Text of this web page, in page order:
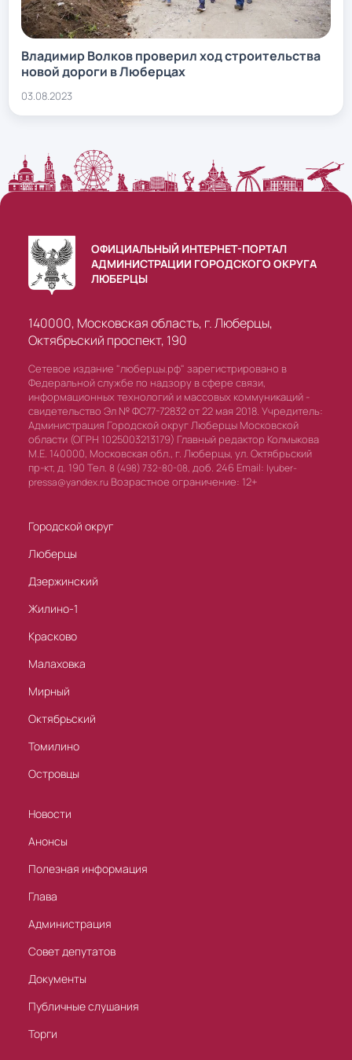
Владимир Волков проверил ход строительства
новой дороги в Люберцах
03.08.2023
ОФИЦИАЛЬНЫЙ ИНТЕРНЕТ-ПОРТАЛ
АДМИНИСТРАЦИИ ГОРОДСКОГО ОКРУГА
ЛЮБЕРЦЫ
140000, Московская область, г. Люберцы,
Октябрьский проспект, 190
Сетевое издание "люберцы.рф" зарегистрировано в
Федеральной службе по надзору в сфере связи,
информационных технологий и массовых коммуникаций -
свидетельство Эл № ФС77-72832 от 22 мая 2018. Учредитель:
Администрация Городской округ Люберцы Московской
области (ОГРН 1025003213179) Главный редактор Колмыкова
М.Е. 140000, Московская обл., г. Люберцы, ул. Октябрьский
пр-кт, д. 190 Тел. 8 (498) 732-80-08, доб. 246 Email: lyuber-
pressa@yandex.ru Возрастное ограничение: 12+
Городской округ
Люберцы
Дзержинский
Жилино-1
Красково
Малаховка
Мирный
Октябрьский
Томилино
Островцы
Новости
Анонсы
Полезная информация
Глава
Администрация
Совет депутатов
Документы
Публичные слушания
Торги